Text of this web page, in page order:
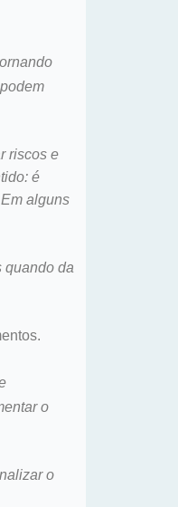
riscos e
é
alguns
quando da
o
o